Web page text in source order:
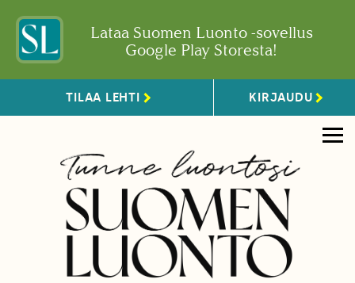
Lataa Suomen Luonto -sovellus
Google Play Storesta!
TILAA LEHTI KIRJAUDU